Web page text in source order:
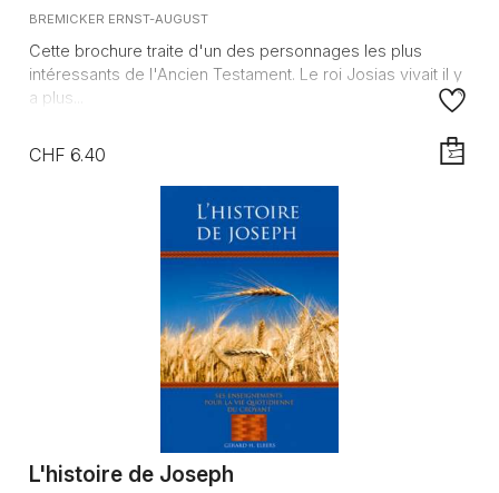
BREMICKER ERNST-AUGUST
Cette brochure traite d'un des personnages les plus
intéressants de l'Ancien Testament. Le roi Josias vivait il y
a plus...
CHF 6.40
L'histoire de Joseph